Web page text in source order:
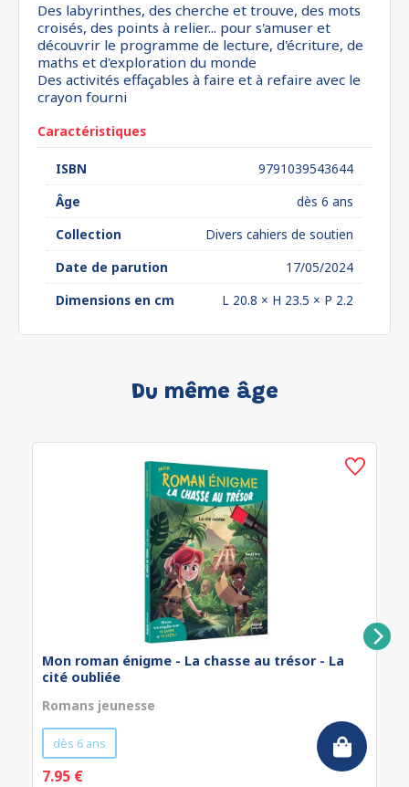
Des labyrinthes, des cherche et trouve, des mots
croisés, des points à relier... pour s'amuser et
découvrir le programme de lecture, d'écriture, de
maths et d'exploration du monde
Des activités effaçables à faire et à refaire avec le
crayon fourni
Caractéristiques
ISBN
9791039543644
Âge
dès 6 ans
Collection
Divers cahiers de soutien
Date de parution
17/05/2024
Dimensions en cm
L 20.8 × H 23.5 × P 2.2
Du même âge
Mon roman énigme - La chasse au trésor - La
cité oubliée
Romans jeunesse
dès 6 ans
7.95 €